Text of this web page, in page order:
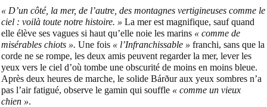
« D’un côté, la mer, de l’autre, des montagnes vertigineuses comme le
ciel : voilà toute notre histoire. » La mer est magnifique, sauf quand
elle élève ses vagues si haut qu’elle noie les marins « comme de
misérables chiots ». Une fois « l’Infranchissable » franchi, sans que la
corde ne se rompe, les deux amis peuvent regarder la mer, lever les
yeux vers le ciel d’où tombe une obscurité de moins en moins bleue.
Après deux heures de marche, le solide Bárður aux yeux sombres n’a
pas l’air fatigué, observe le gamin qui souffle « comme un vieux
chien ».